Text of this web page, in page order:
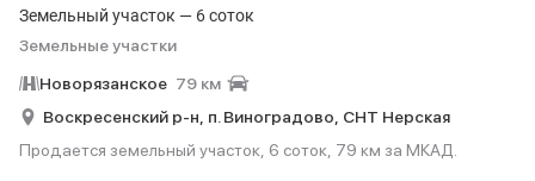
Земельный участок — 6 соток
Земельные участки
Новорязанское 79 км
Воскресенский р-н, п. Виноградово, СНТ Нерская
Продается земельный участок, 6 соток, 79 км за МКАД.